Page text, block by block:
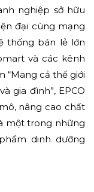
nghiệp sở hữu
đại cùng mạng
thống bán lẻ lớn
và các kênh
“Mang cả thế giới
gia đình”, EPCO
nâng cao chất
một trong những
dinh dưỡng